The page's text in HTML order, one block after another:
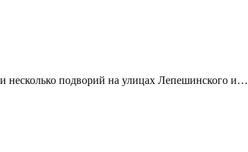
несколько подворий на улицах Лепешинского и…